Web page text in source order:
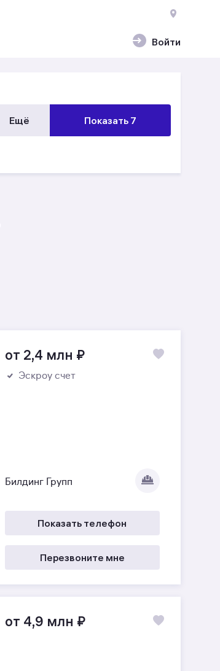
Войти
Ещё Показать 7
от 2,4 млн ₽
Эскроу счет
Билдинг Групп
Показать телефон
Перезвоните мне
от 4,9 млн ₽